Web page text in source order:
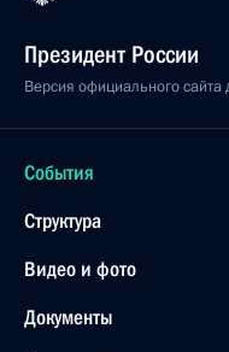
Президент России
Версия официального сайта
События
Структура
Видео и фото
Документы